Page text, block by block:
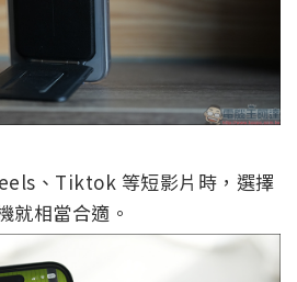
、Tiktok 等短影片時，選擇
就相當合適。